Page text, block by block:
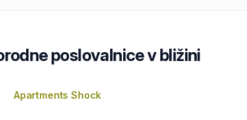
poslovalnice v bližini
Apartments Shock